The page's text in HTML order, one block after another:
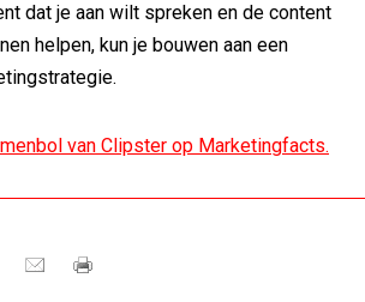
dat je aan wilt spreken en de content
helpen, kun je bouwen aan een
van Clipster op Marketingfacts.